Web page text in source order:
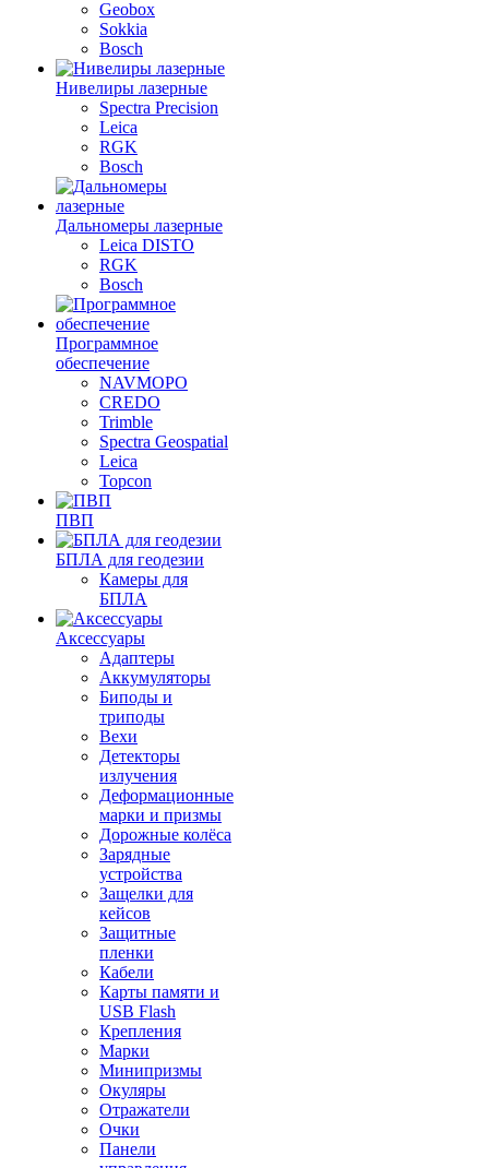
Geobox
Sokkia
Bosch
Нивелиры лазерные
Spectra Precision
Leica
RGK
Bosch
Дальномеры лазерные
Leica DISTO
RGK
Bosch
Программное
обеспечение
NAVMOPO
CREDO
Trimble
Spectra Geospatial
Leica
Topcon
ПВП
БПЛА для геодезии
Камеры для
БПЛА
Аксессуары
Адаптеры
Аккумуляторы
Биподы и
триподы
Вехи
Детекторы
излучения
Деформационные
марки и призмы
Дорожные колёса
Зарядные
устройства
Защелки для
кейсов
Защитные
пленки
Кабели
Карты памяти и
USB Flash
Крепления
Марки
Минипризмы
Окуляры
Отражатели
Очки
Панели